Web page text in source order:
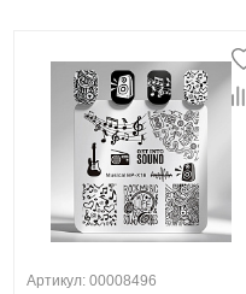
Артикул: 00008496